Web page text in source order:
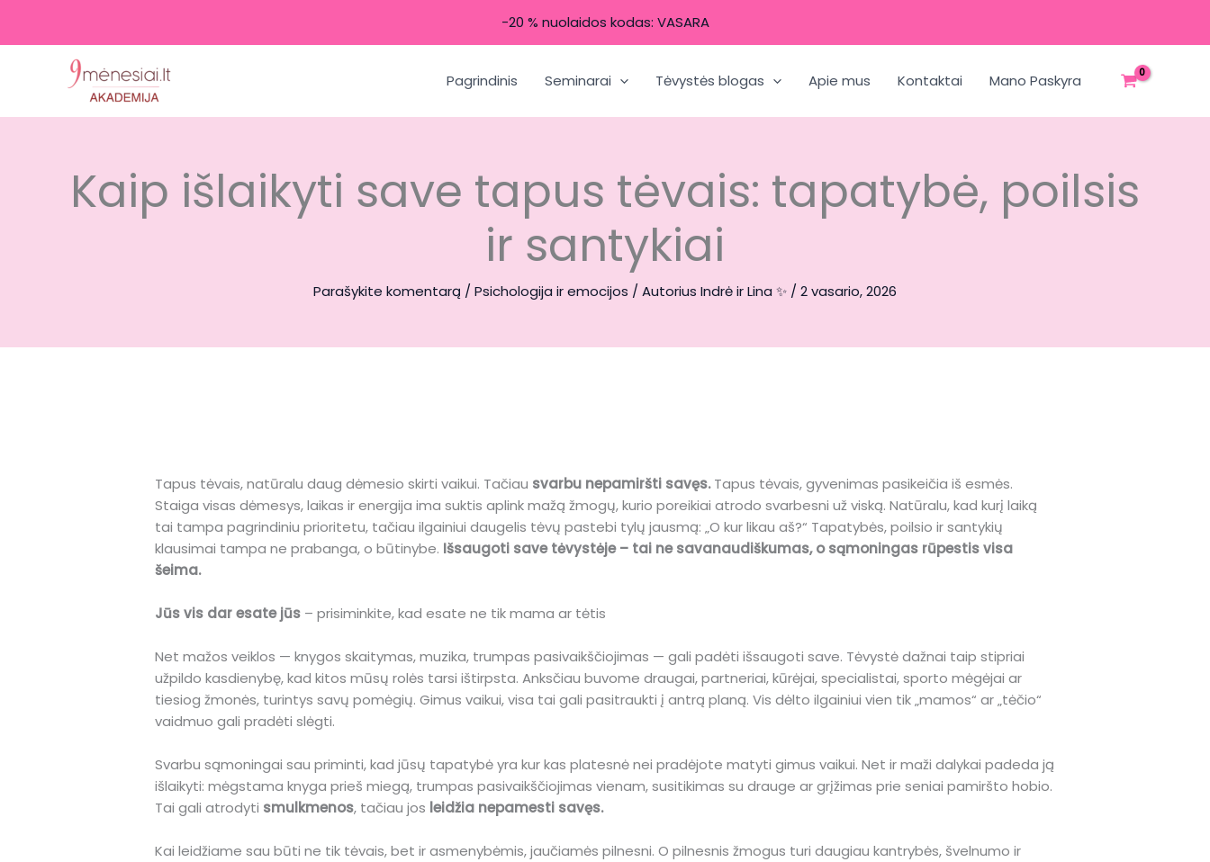
-20 % nuolaidos kodas: VASARA
Pagrindinis Seminarai Tėvystės blogas Apie mus Kontaktai Mano Paskyra
Kaip išlaikyti save tapus tėvais: tapatybė, poilsis
ir santykiai
Parašykite komentarą /Psichologija ir emocijos / Autorius Indrė ir Lina ✨ /2 vasario, 2026
Tapus tėvais, natūralu daug dėmesio skirti vaikui. Tačiau svarbu nepamiršti savęs.Tapus tėvais, gyvenimas pasikeičia iš esmės.
Staiga visas dėmesys, laikas ir energija ima suktis aplink mažą žmogų, kurio poreikiai atrodo svarbesni už viską. Natūralu, kad kurį laiką
tai tampa pagrindiniu prioritetu, tačiau ilgainiui daugelis tėvų pastebi tylų jausmą: „O kur likau aš?“ Tapatybės, poilsio ir santykių
klausimai tampa ne prabanga, o būtinybe. Išsaugoti save tėvystėje – tai ne savanaudiškumas, o sąmoningas rūpestis visa
šeima.
Jūs vis dar esate jūs – prisiminkite, kad esate ne tik mama ar tėtis
Net mažos veiklos — knygos skaitymas, muzika, trumpas pasivaikščiojimas — gali padėti išsaugoti save. Tėvystė dažnai taip stipriai
užpildo kasdienybę, kad kitos mūsų rolės tarsi ištirpsta. Anksčiau buvome draugai, partneriai, kūrėjai, specialistai, sporto mėgėjai ar
tiesiog žmonės, turintys savų pomėgių. Gimus vaikui, visa tai gali pasitraukti į antrą planą. Vis dėlto ilgainiui vien tik „mamos“ ar „tėčio“
vaidmuo gali pradėti slėgti.
Svarbu sąmoningai sau priminti, kad jūsų tapatybė yra kur kas platesnė nei pradėjote matyti gimus vaikui. Net ir maži dalykai padeda ją
išlaikyti: mėgstama knyga prieš miegą, trumpas pasivaikščiojimas vienam, susitikimas su drauge ar grįžimas prie seniai pamiršto hobio.
Tai gali atrodyti smulkmenos, tačiau jos leidžia nepamesti savęs.
Kai leidžiame sau būti ne tik tėvais, bet ir asmenybėmis, jaučiamės pilnesni. O pilnesnis žmogus turi daugiau kantrybės, švelnumo ir